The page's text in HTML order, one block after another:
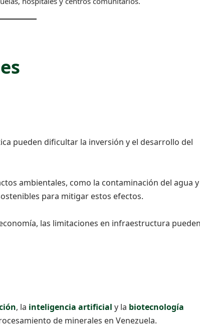
pueden dificultar la inversión y el desarrollo del
ambientales, como la contaminación del agua y
para mitigar estos efectos.
las limitaciones en infraestructura pueden
, la inteligencia artificial y la biotecnología
de minerales en Venezuela.